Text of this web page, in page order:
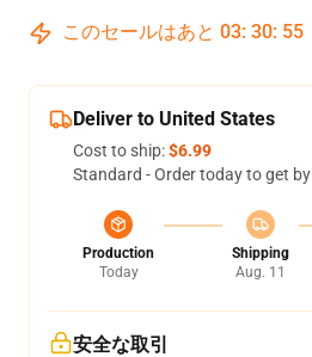
このセールはあと 03: 30: 54
Deliver to United States
Cost to ship:$6.99
Standard - Order today to get by
Production
Today
Shipping
Aug. 11
安全な取引